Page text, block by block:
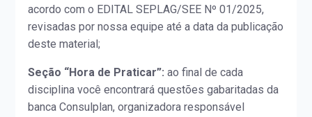
acordo com o EDITAL SEPLAG/SEE Nº 01/2025,
revisadas por nossa equipe até a data da publicação
deste material;
Seção “Hora de Praticar”: ao final de cada
disciplina você encontrará questões gabaritadas da
banca Consulplan, organizadora responsável